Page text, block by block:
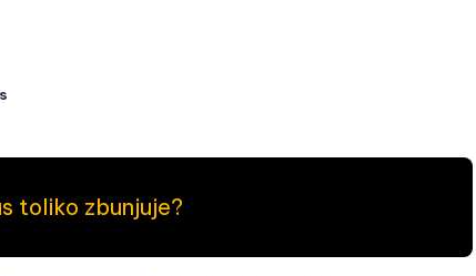
toliko zbunjuje?